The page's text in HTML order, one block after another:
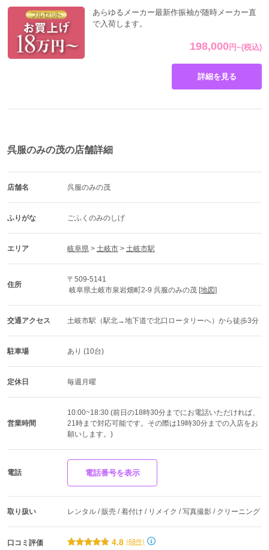
め、帯揚げ、ストール、腰紐（5本）、伊達締め（2本）、コーリン
ッグ、草履
198,000 円~(税込)
あらゆるメーカー最新作振袖が随時メーカー直
で入荷します。
詳細を見る
呉服のみの茂の店舗詳細
店舗名 呉服のみの茂
ふりがな ごふくのみのしげ
エリア 岐阜県 > 土岐市 > 土岐市駅
住所
〒509-5141
岐阜県土岐市泉岩畑町2-9 呉服のみの茂 [地図]
交通アクセス 土岐市駅（駅北→地下道で北口ロータリーへ）から徒歩3分
駐車場 あり (10台)
定休日 毎週月曜
営業時間
10:00~18:30 (前日の18時30分までにお電話いただければ、
21時まで対応可能です。その際は19時30分までの入店をお
願いします。)
電話 電話番号を表示
取り扱い レンタル / 販売 / 着付け / リメイク / 写真撮影 / クリーニング
口コミ評価 4.8 (68件)